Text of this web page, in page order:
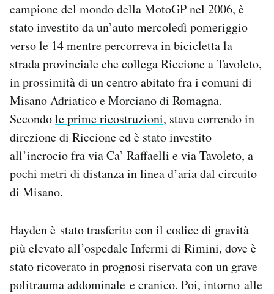
AREA PERSONALE
Area Personale
Newsletter
Notifiche mobile
Regala il Post
Hai bisogno di aiuto?
campione del mondo della MotoGP nel 2006, è
stato investito da un’auto mercoledì pomeriggio
verso le 14 mentre percorreva in bicicletta la
strada provinciale che collega Riccione a Tavoleto,
in prossimità di un centro abitato fra i comuni di
Misano Adriatico e Morciano di Romagna.
Secondole prime ricostruzioni, stava correndo in
direzione di Riccione ed è stato investito
all’incrocio fra via Ca’ Raffaelli e via Tavoleto, a
pochi metri di distanza in linea d’aria dal circuito
di Misano.
Hayden è stato trasferito con il codice di gravità
più elevato all’ospedale Infermi di Rimini, dove è
stato ricoverato in prognosi riservata con un grave
politrauma addominale e cranico. Poi, intorno alle